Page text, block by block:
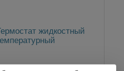
жидкостный